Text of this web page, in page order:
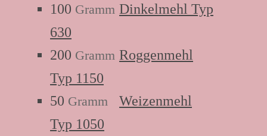
100 Gramm Dinkelmehl Typ
630
200 Gramm Roggenmehl
Typ 1150
50 Gramm
Weizenmehl
Typ 1050